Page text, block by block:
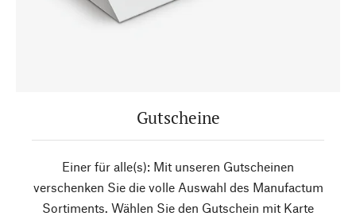
Gutscheine
Einer für alle(s): Mit unseren Gutscheinen
verschenken Sie die volle Auswahl des Manufactum
Sortiments. Wählen Sie den Gutschein mit Karte